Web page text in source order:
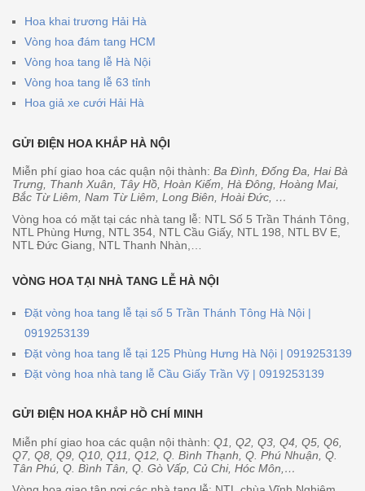
Hoa khai trương Hải Hà
Vòng hoa đám tang HCM
Vòng hoa tang lễ Hà Nội
Vòng hoa tang lễ 63 tỉnh
Hoa giả xe cưới Hải Hà
GỬI ĐIỆN HOA KHẮP HÀ NỘI
Miễn phí giao hoa các quận nội thành: Ba Đình, Đống Đa, Hai Bà
Trưng, Thanh Xuân, Tây Hồ, Hoàn Kiếm, Hà Đông, Hoàng Mai,
Bắc Từ Liêm, Nam Từ Liêm, Long Biên, Hoài Đức, …
Vòng hoa có mặt tại các nhà tang lễ: NTL Số 5 Trần Thánh Tông,
NTL Phùng Hưng, NTL 354, NTL Cầu Giấy, NTL 198, NTL BV E,
NTL Đức Giang, NTL Thanh Nhàn,…
VÒNG HOA TẠI NHÀ TANG LỄ HÀ NỘI
Đặt vòng hoa tang lễ tại số 5 Trần Thánh Tông Hà Nội |
0919253139
Đặt vòng hoa tang lễ tại 125 Phùng Hưng Hà Nội | 0919253139
Đặt vòng hoa nhà tang lễ Cầu Giấy Trần Vỹ | 0919253139
GỬI ĐIỆN HOA KHẮP HỒ CHÍ MINH
Miễn phí giao hoa các quận nội thành: Q1, Q2, Q3, Q4, Q5, Q6,
Q7, Q8, Q9, Q10, Q11, Q12, Q. Bình Thạnh, Q. Phú Nhuận, Q.
Tân Phú, Q. Bình Tân, Q. Gò Vấp, Củ Chi, Hóc Môn,…